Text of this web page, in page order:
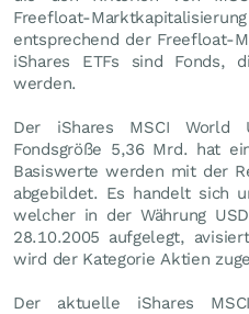
Freefloat-
entsprechend der Freefloat-
iShares ETFs sind Fonds,
werden.
Der iShares MSCI
Fondsgröße 5,36 Mrd. hat
Basiswerte werden mit der
abgebildet. Es handelt sich
welcher in der Währung
28.10.2005 aufgelegt,
wird der Kategorie Aktien
Der aktuelle iShares